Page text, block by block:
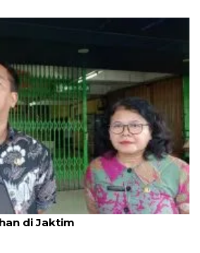
di sejumlah lokasi
di Jaktim